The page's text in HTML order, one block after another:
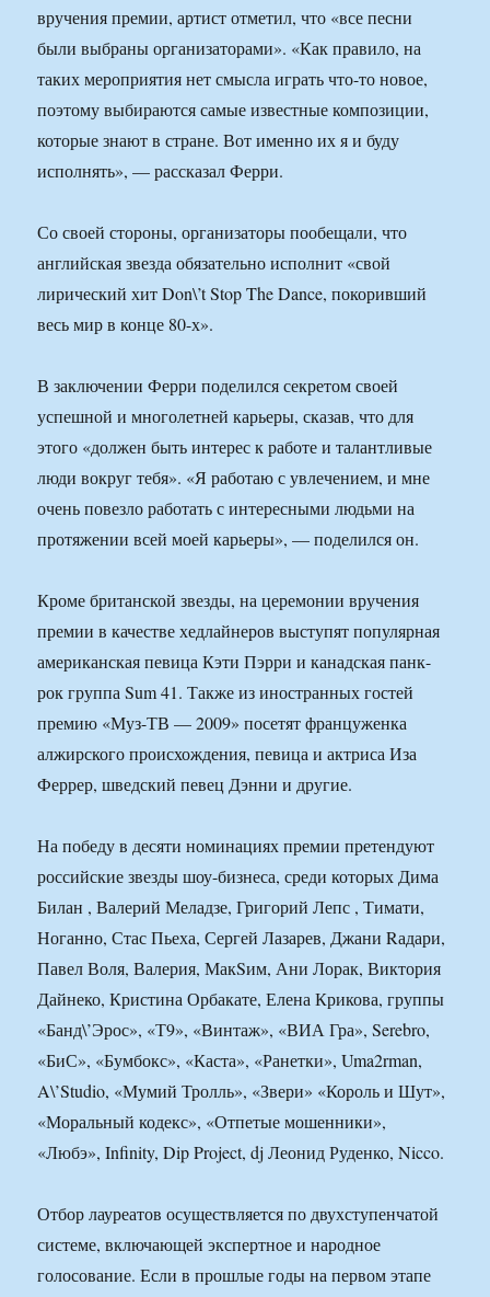
вручения премии, артист отметил, что «все песни
были выбраны организаторами». «Как правило, на
таких мероприятия нет смысла играть что-то новое,
поэтому выбираются самые известные композиции,
которые знают в стране. Вот именно их я и буду
исполнять», — рассказал Ферри.
Со своей стороны, организаторы пообещали, что
английская звезда обязательно исполнит «свой
лирический хит Don\’t Stop The Dance, покоривший
весь мир в конце 80-х».
В заключении Ферри поделился секретом своей
успешной и многолетней карьеры, сказав, что для
этого «должен быть интерес к работе и талантливые
люди вокруг тебя». «Я работаю с увлечением, и мне
очень повезло работать с интересными людьми на
протяжении всей моей карьеры», — поделился он.
Кроме британской звезды, на церемонии вручения
премии в качестве хедлайнеров выступят популярная
американская певица Кэти Пэрри и канадская панк-
рок группа Sum 41. Также из иностранных гостей
премию «Муз-ТВ — 2009» посетят француженка
алжирского происхождения, певица и актриса Иза
Феррер, шведский певец Дэнни и другие.
На победу в десяти номинациях премии претендуют
российские звезды шоу-бизнеса, среди которых Дима
Билан , Валерий Меладзе, Григорий Лепс , Тимати,
Ноганно, Стас Пьеха, Сергей Лазарев, Джани Rадари,
Павел Воля, Валерия, МакSим, Ани Лорак, Виктория
Дайнеко, Кристина Орбакате, Елена Крикова, группы
«Банд\’Эрос», «Т9», «Винтаж», «ВИА Гра», Serebro,
«БиС», «Бумбокс», «Каста», «Ранетки», Uma2rman,
A\’Studio, «Мумий Тролль», «Звери» «Король и Шут»,
«Моральный кодекс», «Отпетые мошенники»,
«Любэ», Infinity, Dip Project, dj Леонид Руденко, Nicco.
Отбор лауреатов осуществляется по двухступенчатой
системе, включающей экспертное и народное
голосование. Если в прошлые годы на первом этапе